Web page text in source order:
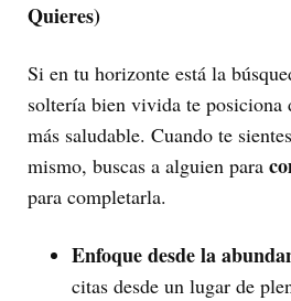
Quieres)
Si en tu horizonte está la
soltería bien vivida te posiciona
más saludable. Cuando te
mismo, buscas a alguien para
para completarla.
Enfoque desde la
citas desde un lugar de